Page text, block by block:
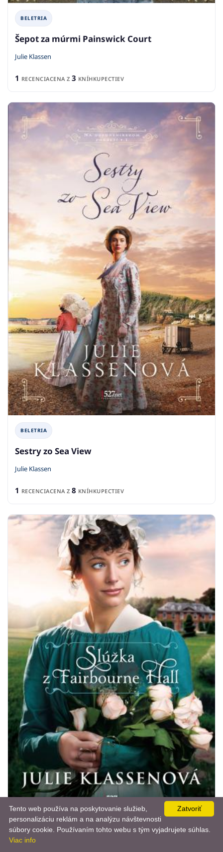
BELETRIA
Šepot za múrmi Painswick Court
Julie Klassen
1 RECENCIACENA Z 3 KNÍHKUPECTIEV
BELETRIA
Sestry zo Sea View
Julie Klassen
1 RECENCIACENA Z 8 KNÍHKUPECTIEV
BELETRIA
📨
Zatvoriť
Tento web používa na poskytovanie služieb,
personalizáciu reklám a na analýzu návštevnosti
súbory cookie. Používaním tohto webu s tým vyjadrujete súhlas.
Viac info